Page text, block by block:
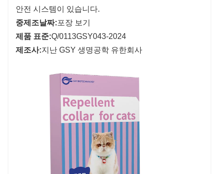
안전 시스템이 있습니다.
중제조날짜:포장 보기
제품 표준:Q/0113GSY043-2024
제조사:지난 GSY 생명공학 유한회사